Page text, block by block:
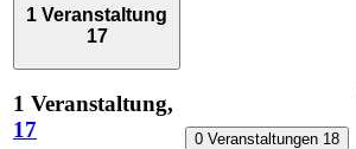
1 Veranstaltung
17
1 Veranstaltung,
17
0 Veranstaltungen 18